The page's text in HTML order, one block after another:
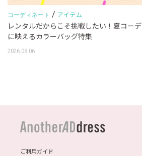
コーディネート / アイテム
レンタルだからこそ挑戦したい！夏コーデ
に映えるカラーバッグ特集
2026.08.06
ご利用ガイド